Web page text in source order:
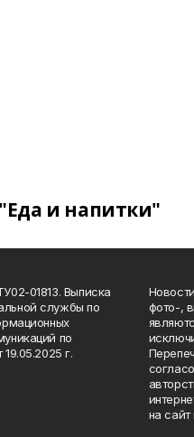
и напитки"
01813. Выписка
службы по
по
г.
фото-,
на сайт